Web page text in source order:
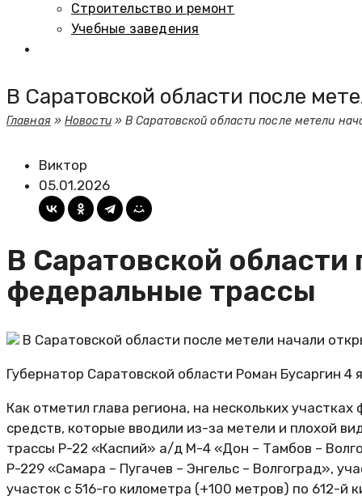
Строительство и ремонт
Учебные заведения
В Саратовской области после
Главная»Новости»В Саратовской области после метели
Виктор
05.01.2026
В Саратовской области
федеральные трассы
В Саратовской области после метели начали
Губернатор Саратовской области Роман Бусаргин
Как отметил глава региона, на нескольких
средств, которые вводили из-за метели и плохой
трассы Р-22 «Каспий» а/д М-4 «Дон – Тамбов –
Р-229 «Самара – Пугачев – Энгельс – Волгоград»,
участок с 516-го километра (+100 метров) по 612-й